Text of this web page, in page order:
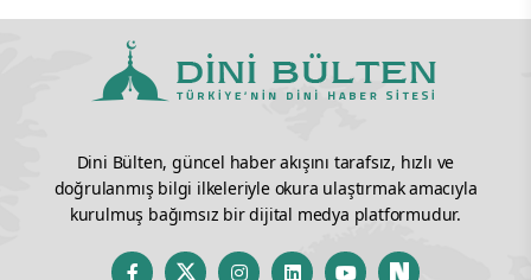
Dini Bülten, güncel haber akışını tarafsız, hızlı ve
doğrulanmış bilgi ilkeleriyle okura ulaştırmak amacıyla
kurulmuş bağımsız bir dijital medya platformudur.